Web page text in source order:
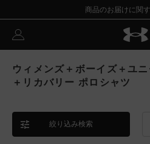
商品のお届けに関
ウィメンズ＋ボーイズ＋ユ
＋リカバリー ポロシャツ
絞り込み検索